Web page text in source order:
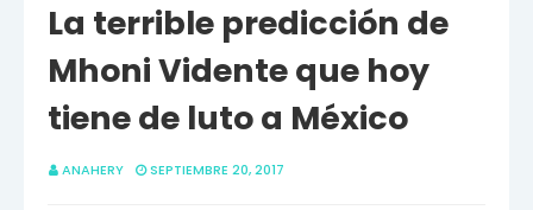
La terrible predicción de
Mhoni Vidente que hoy
tiene de luto a México
ANAHERY SEPTIEMBRE 20, 2017